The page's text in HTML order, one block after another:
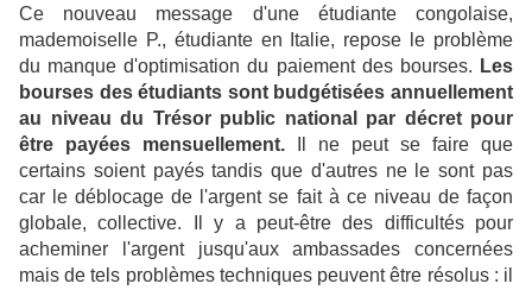
Ce nouveau message d'une étudiante congolaise,
mademoiselle P., étudiante en Italie, repose le problème
du manque d'optimisation du paiement des bourses. Les
bourses des étudiants sont budgétisées annuellement
au niveau du Trésor public national par décret pour
être payées mensuellement. Il ne peut se faire que
certains soient payés tandis que d'autres ne le sont pas
car le déblocage de l'argent se fait à ce niveau de façon
globale, collective. Il y a peut-être des difficultés pour
acheminer l'argent jusqu'aux ambassades concernées
mais de tels problèmes techniques peuvent être résolus : il